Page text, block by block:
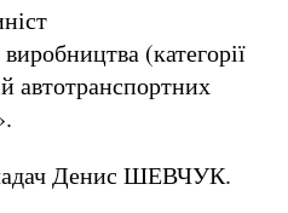
(категорії
автотранспортних
Денис ШЕВЧУК.